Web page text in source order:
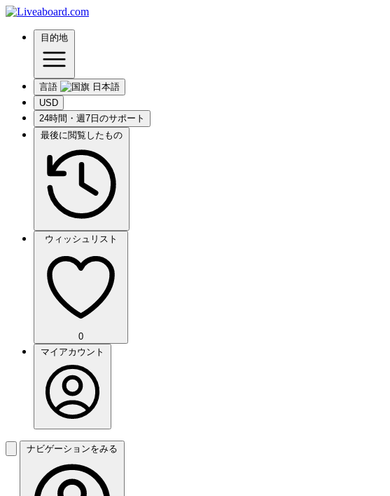
目的地
言語
USD
24時間・週7日のサポート
最後に閲覧したもの
ウィッシュリスト
0
マイアカウント
ナビゲーションをみる